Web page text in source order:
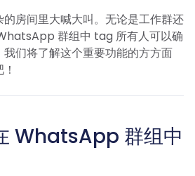
房间里大喊大叫。无论是工作群还
群组中 tag 所有人可以确
们将了解这个重要功能的方方面
WhatsApp 群组中